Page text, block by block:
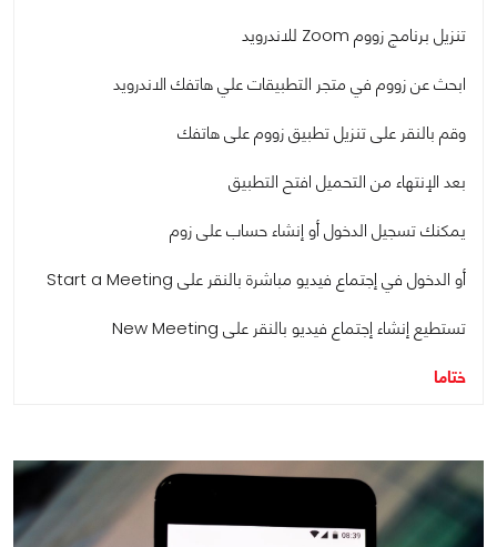
تنزيل برنامج زووم Zoom للاندرويد
ابحث عن زووم في متجر التطبيقات علي هاتفك الاندرويد
وقم بالنقر على تنزيل تطبيق زووم على هاتفك
بعد الإنتهاء من التحميل افتح التطبيق
يمكنك تسجيل الدخول أو إنشاء حساب على زوم
أو الدخول في إجتماع فيديو مباشرة بالنقر على Start a Meeting
تستطيع إنشاء إجتماع فيديو بالنقر على New Meeting
ختاما